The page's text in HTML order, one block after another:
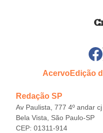
AcervoEdição
Redação SP
Av Paulista, 777 4º andar cj
Bela Vista, São Paulo-SP
CEP: 01311-914